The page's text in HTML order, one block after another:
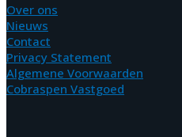
Over ons
Nieuws
Contact
Privacy Statement
Algemene Voorwaarden
Cobraspen Vastgoed